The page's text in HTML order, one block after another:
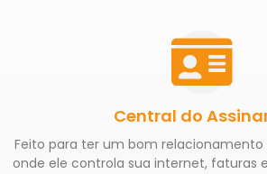
Central do
Feito para ter um bom relacionamento
onde ele controla sua internet, faturas